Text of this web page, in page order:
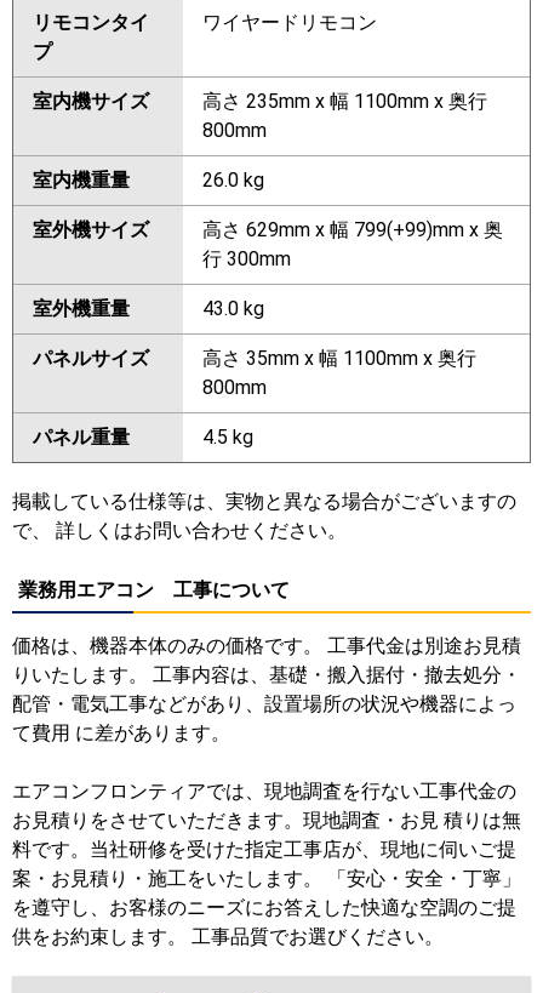
リモコンタイ
プ
ワイヤードリモコン
室内機サイズ
高さ 235mm x 幅 1100mm x 奥行
800mm
室内機重量 26.0 kg
室外機サイズ
高さ 629mm x 幅 799(+99)mm x 奥
行 300mm
室外機重量 43.0 kg
パネルサイズ
高さ 35mm x 幅 1100mm x 奥行
800mm
パネル重量 4.5 kg
掲載している仕様等は、実物と異なる場合がございますの
で、 詳しくはお問い合わせください。
業務用エアコン 工事について
価格は、機器本体のみの価格です。 工事代金は別途お見積
りいたします。 工事内容は、基礎・搬入据付・撤去処分・
配管・電気工事などがあり、設置場所の状況や機器によっ
て費用 に差があります。
エアコンフロンティアでは、現地調査を行ない工事代金の
お見積りをさせていただきます。現地調査・お見 積りは無
料です。当社研修を受けた指定工事店が、現地に伺いご提
案・お見積り・施工をいたします。 「安心・安全・丁寧」
を遵守し、お客様のニーズにお答えした快適な空調のご提
供をお約束します。 工事品質でお選びください。